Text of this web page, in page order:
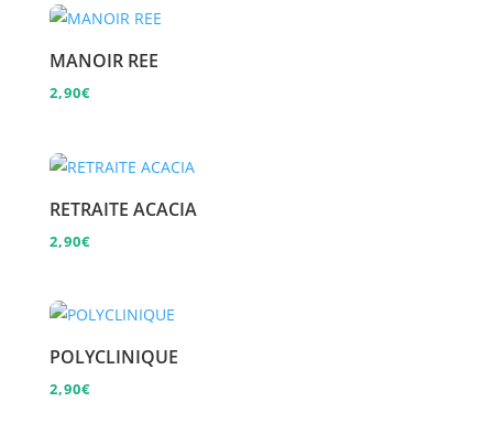
MANOIR REE
2,90€
RETRAITE ACACIA
2,90€
POLYCLINIQUE
2,90€